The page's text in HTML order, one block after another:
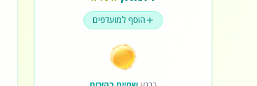
הוסף למועדפים